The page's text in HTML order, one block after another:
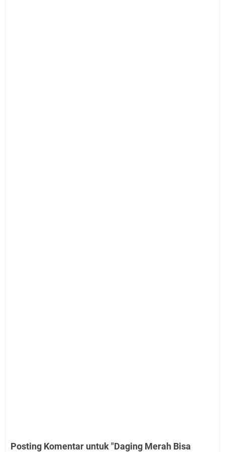
Posting Komentar untuk "Daging Merah Bisa